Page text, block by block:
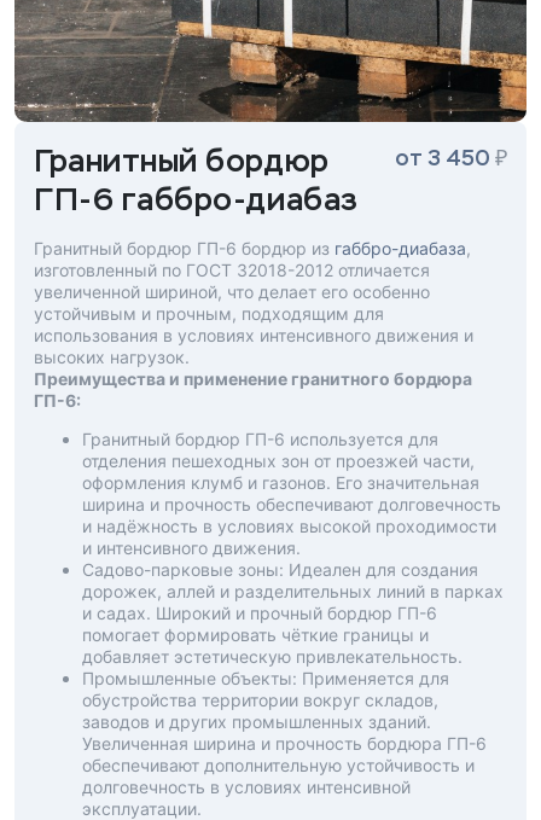
Гранитный бордюр
ГП-6 габбро-диабаз
от 3 450 ₽
Гранитный бордюр ГП-6 бордюр из габбро-диабаза,
изготовленный по ГОСТ 32018-2012 отличается
увеличенной шириной, что делает его особенно
устойчивым и прочным, подходящим для
использования в условиях интенсивного движения и
высоких нагрузок.
Преимущества и применение гранитного бордюра
ГП-6:
Гранитный бордюр ГП-6 используется для
отделения пешеходных зон от проезжей части,
оформления клумб и газонов. Его значительная
ширина и прочность обеспечивают долговечность
и надёжность в условиях высокой проходимости
и интенсивного движения.
Садово-парковые зоны: Идеален для создания
дорожек, аллей и разделительных линий в парках
и садах. Широкий и прочный бордюр ГП-6
помогает формировать чёткие границы и
добавляет эстетическую привлекательность.
Промышленные объекты: Применяется для
обустройства территории вокруг складов,
заводов и других промышленных зданий.
Увеличенная ширина и прочность бордюра ГП-6
обеспечивают дополнительную устойчивость и
долговечность в условиях интенсивной
эксплуатации.